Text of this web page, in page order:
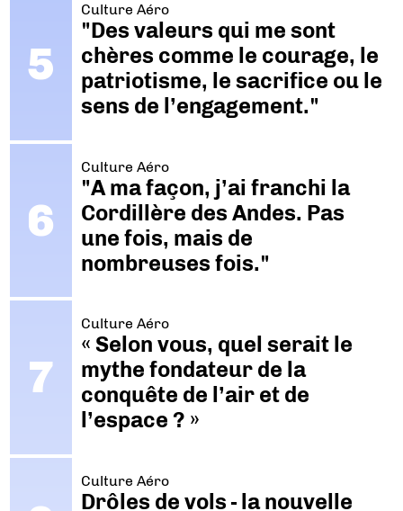
Culture Aéro
"Des valeurs qui me sont
chères comme le courage, le
patriotisme, le sacrifice ou le
sens de l’engagement."
Culture Aéro
"A ma façon, j’ai franchi la
Cordillère des Andes. Pas
une fois, mais de
nombreuses fois."
Culture Aéro
« Selon vous, quel serait le
mythe fondateur de la
conquête de l’air et de
l’espace ? »
Culture Aéro
Drôles de vols - la nouvelle